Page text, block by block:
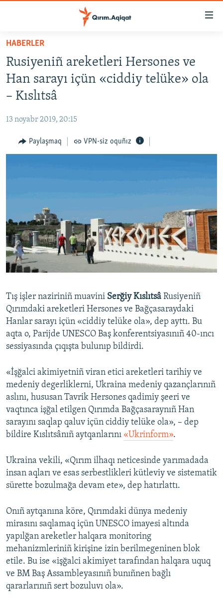
Esas
qaytmaq
Baş
navigatsiyağa
qaytmaq
Qıdıruvğa
qaytmaq
SİYASET
İQTİSADİYAT
MEDENİYET
İNSAN AQLARI
Русский
Українською
RFE/RS bütün saytları
HABERLER
Rusiyeniñ areketleri Hersones ve
Han sarayı içün «ciddiy telüke» ola
– Kıslıtsâ
13 noyabr 2019, 20:15
Paylaşmaq VPN-siz oquñız
Tış işler naziriniñ muavini Serğiy Kıslıtsâ Rusiyeniñ
Qırımdaki areketleri Hersones ve Bağçasaraydaki
Hanlar sarayı içün «ciddiy telüke ola», dep ayttı. Bu
aqta o, Parijde UNESCO Baş konferentsiyasınıñ 40-ıncı
sessiyasında çıqışta bulunıp bildirdi.
«İşğalci akimiyetniñ viran etici areketleri tarihiy ve
medeniy degerliklerni, Ukraina medeniy qazançlarınıñ
aslını, hususan Tavrik Hersones qadimiy şeeri ve
vaqtınca işğal etilgen Qırımda Bağçasaraynıñ Han
sarayını saqlap qaluv içün ciddiy telüke ola», – dep
bildire Kıslıtsânıñ aytqanlarını «Ukrinform».
Ukraina vekili, «Qırım ilhaqı neticesinde yarımadada
insan aqları ve esas serbestlikleri kütleviy ve sistematik
sürette bozulmağa devam ete», dep hatırlattı.
Onıñ aytqanına köre, Qırımdaki dünya medeniy
mirasını saqlamaq içün UNESCO imayesi altında
yapılğan areketler halqara monitoring
mehanizmleriniñ kirişine izin berilmegeninen blok
etile. Bu ise «işğalci akimiyet tarafından halqara uquq
ve BM Baş Assambleyasınıñ bunıñnen bağlı
qararlarınıñ sert bozuluvı ola».